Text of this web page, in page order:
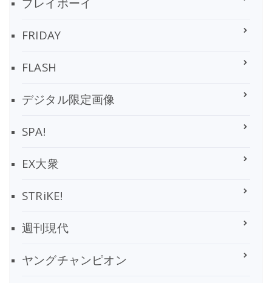
FRIDAY
FLASH
デジタル限定画像
SPA!
EX大衆
STRiKE!
週刊現代
ヤングチャンピオン